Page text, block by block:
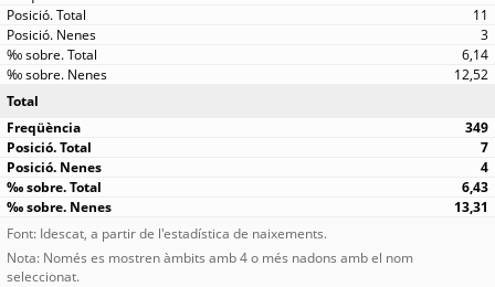
11
3
6,14
12,52
Total
349
7
4
6,43
13,31
Font: Idescat, a partir de l'estadística de naixements.
Nota: Només es mostren àmbits amb 4 o més nadons amb el nom
seleccionat.